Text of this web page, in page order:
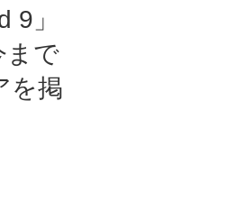
9」
まで
を掲